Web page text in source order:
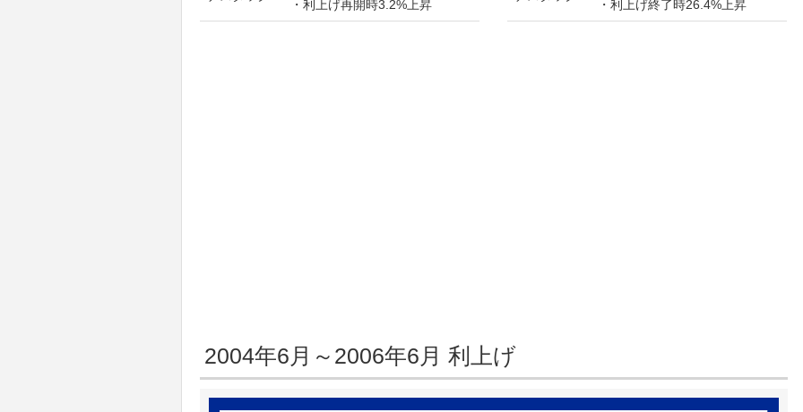
・利上げ再開時3.2%上昇
・利上げ終了時26.4%上昇
2004年6月～2006年6月 利上げ